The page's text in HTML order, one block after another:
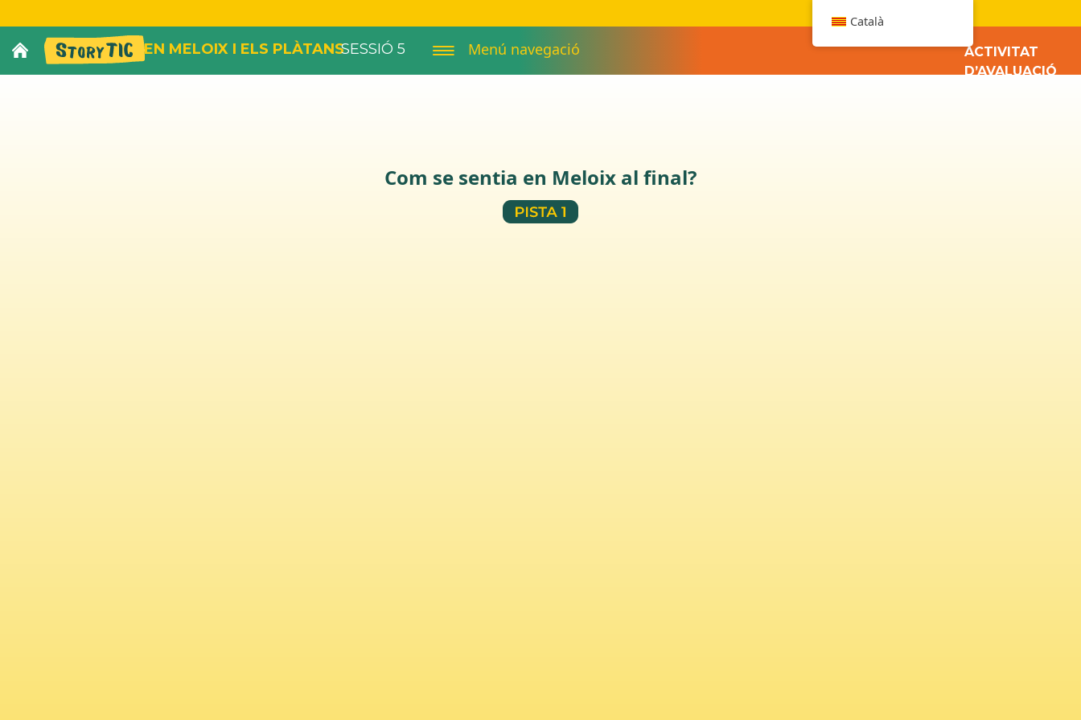
EN MELOIX I ELS PLÀTANSSESSIÓ 5 Menú navegació
ACTIVITAT
D’AVALUACIÓ
Com se sentia en Meloix al final?
Català